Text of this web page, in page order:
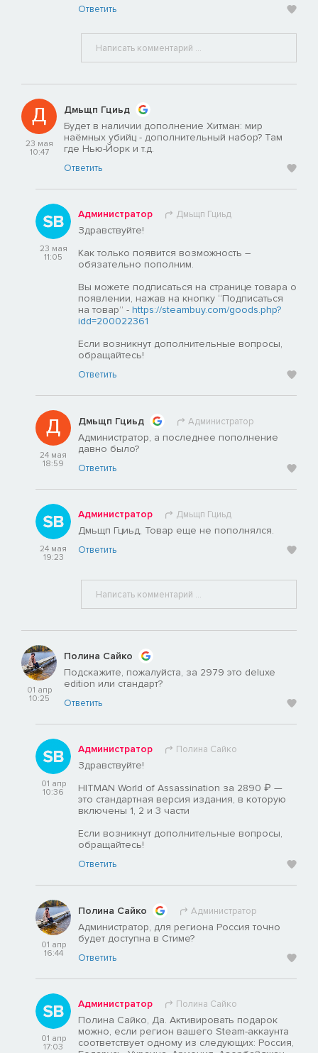
Ответить
23 мая
10:47
Дмьщп Гциьд
Будет в наличии дополнение Хитман: мир
наёмных убийц - дополнительный набор? Там
где Нью-Йорк и т.д.
Ответить
23 мая
11:05
Администратор Дмьщп Гциьд
Здравствуйте!
Как только появится возможность –
обязательно пополним.
Вы можете подписаться на странице товара о
появлении, нажав на кнопку “Подписаться
на товар” - https://steambuy.com/goods.php?
idd=200022361
Если возникнут дополнительные вопросы,
обращайтесь!
Ответить
24 мая
18:59
Дмьщп Гциьд Администратор
Администратор, а последнее пополнение
давно было?
Ответить
24 мая
19:23
Администратор Дмьщп Гциьд
Дмьщп Гциьд, Товар еще не пополнялся.
Ответить
01 апр
10:25
Полина Сайко
Подскажите, пожалуйста, за 2979 это deluxe
edition или стандарт?
Ответить
01 апр
10:36
Администратор Полина Сайко
Здравствуйте!
HITMAN World of Assassination за 2890 ₽ —
это стандартная версия издания, в которую
включены 1, 2 и 3 части
Если возникнут дополнительные вопросы,
обращайтесь!
Ответить
01 апр
16:44
Полина Сайко Администратор
Администратор, для региона Россия точно
будет доступна в Стиме?
Ответить
01 апр
17:03
Администратор Полина Сайко
Полина Сайко, Да. Активировать подарок
можно, если регион вашего Steam-аккаунта
соответствует одному из следующих: Россия,